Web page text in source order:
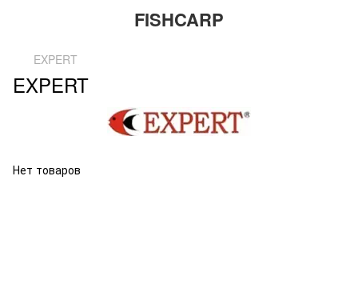
FISHCARP
EXPERT
EXPERT
Нет товаров